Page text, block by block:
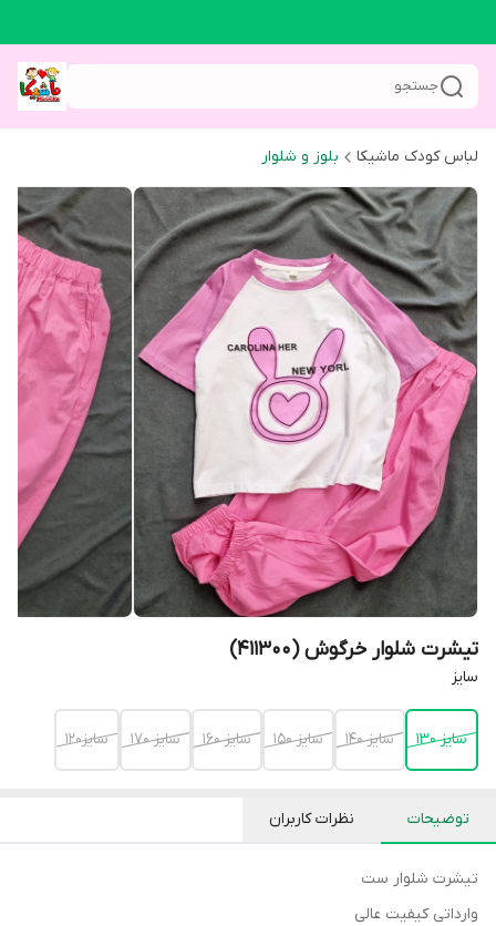
جستجو
لباس کودک ماشیکا بلوز و شلوار
تیشرت شلوار خرگوش (411300)
سایز
سایز 130 سایز 140 سایز 150 سایز 160 سایز 170 سایز۱۲۰
توضیحات نظرات کاربران
تیشرت شلوار ست
وارداتی کیفیت عالی